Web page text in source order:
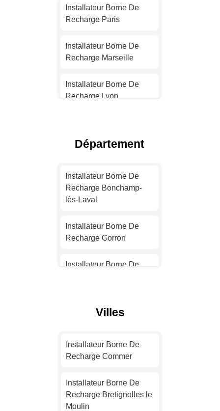
Installateur Borne De
Recharge Paris
Installateur Borne De
Recharge Marseille
Installateur Borne De
Recharge Lyon
Recharge Nice
Installateur Borne De
Installateur Borne De
Installateur Borne De
Installateur Borne De
Installateur Borne De
Recharge Rennes
Département
Installateur Borne De
Recharge Bonchamp-
lès-Laval
Installateur Borne De
Recharge Gorron
Installateur Borne De
Recharge Changé
Installateur Borne De
Recharge Meslay-du-
Installateur Borne De
Recharge Renazé
Villes
Installateur Borne De
Recharge Commer
Installateur Borne De
Recharge Bretignolles le
Moulin